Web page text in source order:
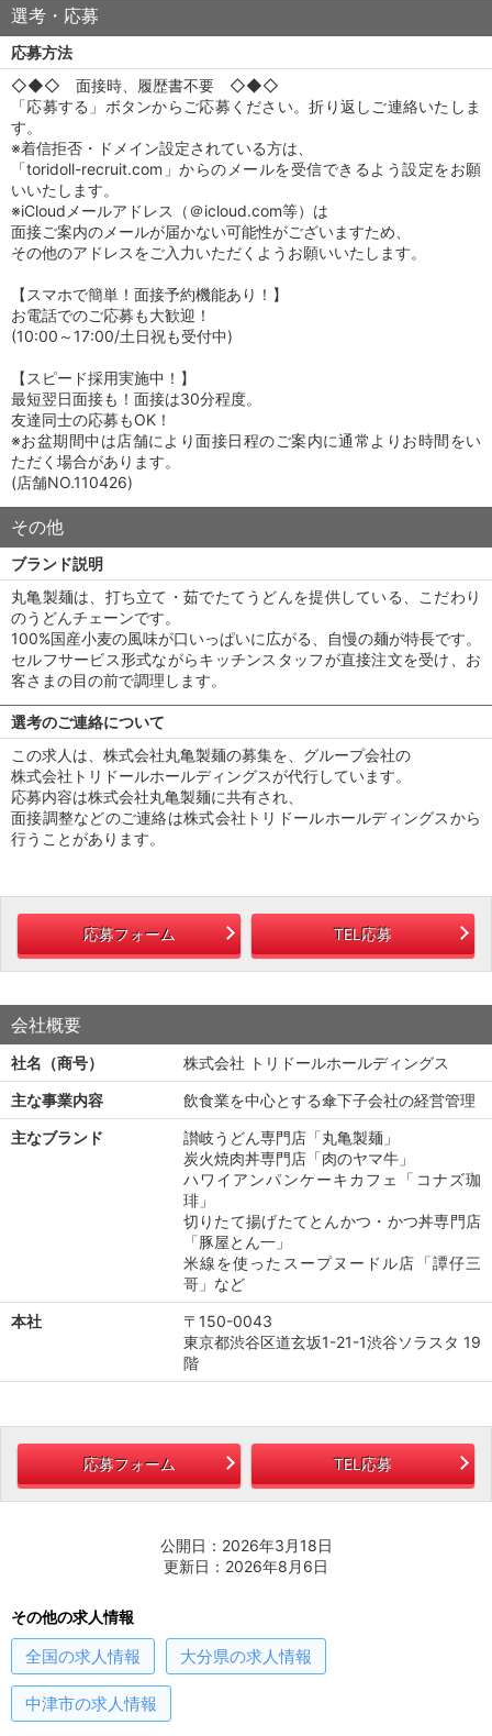
選考・応募
応募方法
◇◆◇ 面接時、履歴書不要 ◇◆◇
「応募する」ボタンからご応募ください。折り返しご連絡いたしま
す。
※着信拒否・ドメイン設定されている方は、
「toridoll-recruit.com」からのメールを受信できるよう設定をお願
いいたします。
※iCloudメールアドレス（＠icloud.com等）は
面接ご案内のメールが届かない可能性がございますため、
その他のアドレスをご入力いただくようお願いいたします。
【スマホで簡単！面接予約機能あり！】
お電話でのご応募も大歓迎！
(10:00～17:00/土日祝も受付中)
【スピード採用実施中！】
最短翌日面接も！面接は30分程度。
友達同士の応募もOK！
※お盆期間中は店舗により面接日程のご案内に通常よりお時間をい
ただく場合があります。
(店舗NO.110426)
その他
ブランド説明
丸亀製麺は、打ち立て・茹でたてうどんを提供している、こだわり
のうどんチェーンです。
100%国産小麦の風味が口いっぱいに広がる、自慢の麺が特長です。
セルフサービス形式ながらキッチンスタッフが直接注文を受け、お
客さまの目の前で調理します。
選考のご連絡について
この求人は、株式会社丸亀製麺の募集を、グループ会社の
株式会社トリドールホールディングスが代行しています。
応募内容は株式会社丸亀製麺に共有され、
面接調整などのご連絡は株式会社トリドールホールディングスから
行うことがあります。
応募フォーム TEL応募
会社概要
社名（商号）
株式会社 トリドールホールディングス
主な事業内容
飲食業を中心とする傘下子会社の経営管理
主なブランド
讃岐うどん専門店「丸亀製麺」
炭火焼肉丼専門店「肉のヤマ牛」
ハワイアンパンケーキカフェ「コナズ珈
琲」
切りたて揚げたてとんかつ・かつ丼専門店
「豚屋とん一」
米線を使ったスープヌードル店「譚仔三
哥」など
本社
〒150-0043
東京都渋谷区道玄坂1-21-1渋谷ソラスタ 19
階
応募フォーム TEL応募
公開日：2026年3月18日
更新日：2026年8月6日
その他の求人情報
全国の求人情報 大分県の求人情報
中津市の求人情報